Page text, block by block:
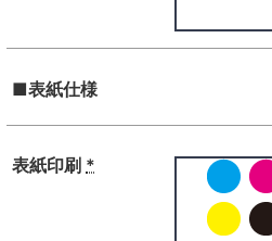
■表紙仕様
表紙印刷 *